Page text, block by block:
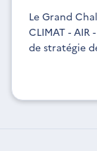
Le Grand
CLIMAT - AIR
de stratégie